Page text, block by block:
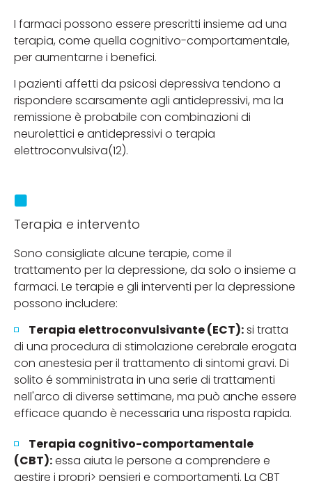
I farmaci possono essere prescritti insieme ad una
terapia, come quella cognitivo-comportamentale,
per aumentarne i benefici.
I pazienti affetti da psicosi depressiva tendono a
rispondere scarsamente agli antidepressivi, ma la
remissione è probabile con combinazioni di
neurolettici e antidepressivi o terapia
elettroconvulsiva(12).
Terapia e intervento
Sono consigliate alcune terapie, come il
trattamento per la depressione, da solo o insieme a
farmaci. Le terapie e gli interventi per la depressione
possono includere:
Terapia elettroconvulsivante (ECT):si tratta
di una procedura di stimolazione cerebrale erogata
con anestesia per il trattamento di sintomi gravi. Di
solito é somministrata in una serie di trattamenti
nell'arco di diverse settimane, ma può anche essere
efficace quando è necessaria una risposta rapida.
Terapia cognitivo-comportamentale
(CBT):essa aiuta le persone a comprendere e
gestire i propri> pensieri e comportamenti. La CBT